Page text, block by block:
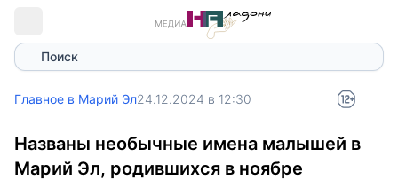
Поиск
Главное в Марий Эл24.12.2024 в 12:30
Названы необычные имена малышей в
Марий Эл, родившихся в ноябре